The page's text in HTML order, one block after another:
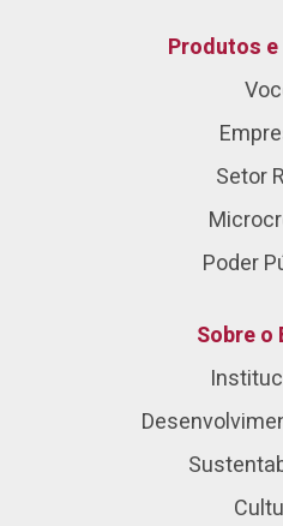
Produtos
Setor
Poder
Sobre o